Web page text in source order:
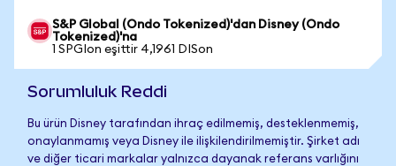
S&P Global (Ondo Tokenized)'dan Disney (Ondo
Tokenized)'na
1 SPGIon eşittir 4,1961 DISon
Sorumluluk Reddi
Bu ürün Disney tarafından ihraç edilmemiş, desteklenmemiş,
onaylanmamış veya Disney ile ilişkilendirilmemiştir. Şirket adı
ve diğer ticari markalar yalnızca dayanak referans varlığını